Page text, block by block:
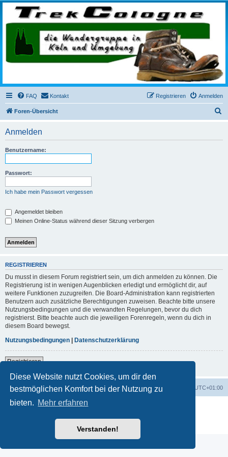
Diese Website nutzt Cookies, um dir den
bestmöglichen Komfort bei der Nutzung zu
bieten. Mehr erfahren
Verstanden!
trekcologne.de
Wanderungen rund um Köln
FAQ Kontakt Anmelden
Registrieren
Foren-Übersicht
Anmelden
Benutzername:
Passwort:
Ich habe mein Passwort vergessen
Angemeldet bleiben
Meinen Online-Status während dieser Sitzung verbergen
REGISTRIEREN
Du musst in diesem Forum registriert sein, um dich anmelden zu können. Die
Registrierung ist in wenigen Augenblicken erledigt und ermöglicht dir, auf
weitere Funktionen zuzugreifen. Die Board-Administration kann registrierten
Benutzern auch zusätzliche Berechtigungen zuweisen. Beachte bitte unsere
Nutzungsbedingungen und die verwandten Regelungen, bevor du dich
registrierst. Bitte beachte auch die jeweiligen Forenregeln, wenn du dich in
diesem Board bewegst.
Nutzungsbedingungen | Datenschutzerklärung
Registrieren
Foren-Übersicht Alle Zeiten sind UTC+01:00
Powered byphpBB